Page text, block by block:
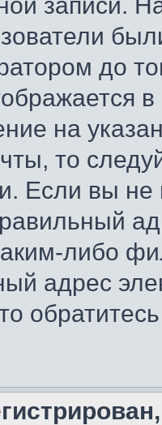
до
на
то
Если вы
либо
адрес